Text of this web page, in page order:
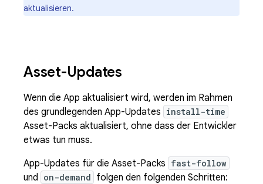
aktualisieren.
Asset-Updates
Wenn die App aktualisiert wird, werden im Rahmen
des grundlegenden App-Updates install-time
Asset-Packs aktualisiert, ohne dass der Entwickler
etwas tun muss.
App-Updates für die Asset-Packs fast-follow
und on-demand folgen den folgenden Schritten: